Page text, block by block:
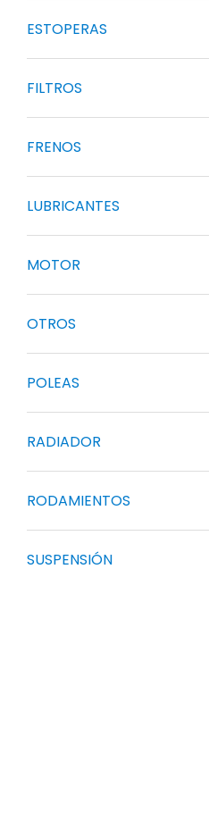
ESTOPERAS
FILTROS
FRENOS
LUBRICANTES
MOTOR
OTROS
POLEAS
RADIADOR
RODAMIENTOS
SUSPENSIÓN